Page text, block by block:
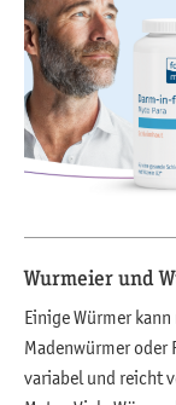
Wurmeier und
Einige Würmer
Madenwürmer oder
variabel und reicht